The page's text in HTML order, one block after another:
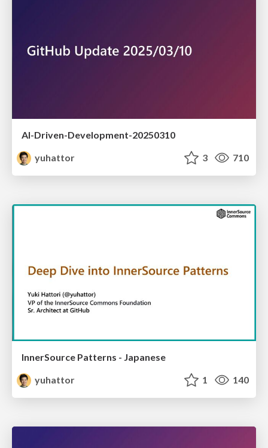
AI-Driven-Development-20250310
yuhattor
3 710
InnerSource Patterns - Japanese
yuhattor
1 140